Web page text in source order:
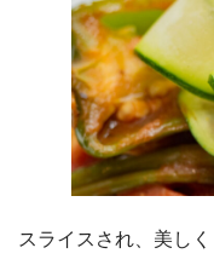
スライスされ、美し